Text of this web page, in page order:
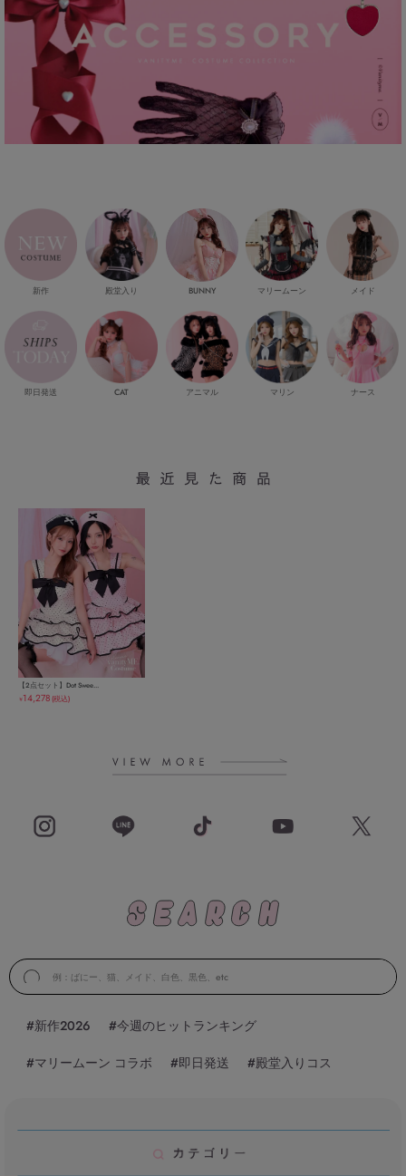
新作
即日発送
殿堂入り
CAT
BUNNY
アニマル
マリームーン
マリン
メイド
ナース
【2点セット】Dot Swee...
￥14,278(税込)
#新作2026 #今週のヒットランキング
#マリームーン コラボ #即日発送 #殿堂入りコス